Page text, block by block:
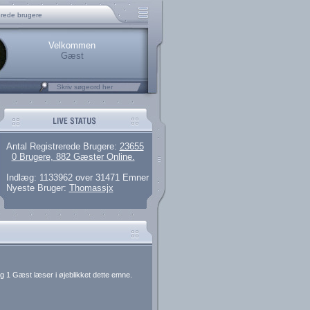
brugere
artikler og 135 guides
her.
Velkommen
Gæst
Antal Registrerede Brugere: 23655
0 Brugere, 882 Gæster Online.
Indlæg: 1133962 over 31471 Emner
Nyeste Bruger: Thomassjx
1 Gæst læser i øjeblikket dette emne.